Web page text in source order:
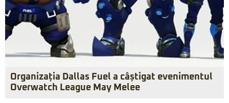
Organizația Dallas Fuel a câștigat evenimentul
Overwatch League May Melee